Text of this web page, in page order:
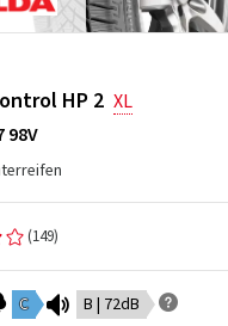
HP 2 XL
98V
(149)
C B | 72dB